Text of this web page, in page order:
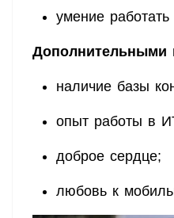
умение
Дополнительными
наличие базы
опыт работы в
доброе сердце;
любовь к